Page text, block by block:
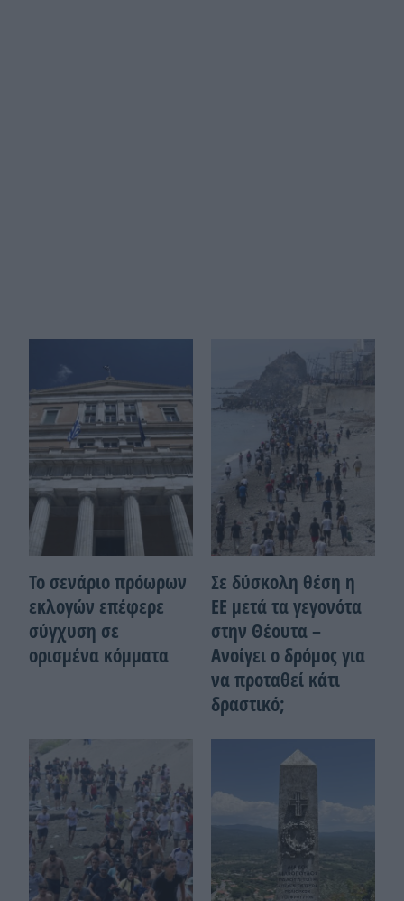
Το σενάριο πρόωρων
εκλογών επέφερε
σύγχυση σε
ορισμένα κόμματα
Σε δύσκολη θέση η
ΕΕ μετά τα γεγονότα
στην Θέουτα –
Ανοίγει ο δρόμος για
να προταθεί κάτι
δραστικό;